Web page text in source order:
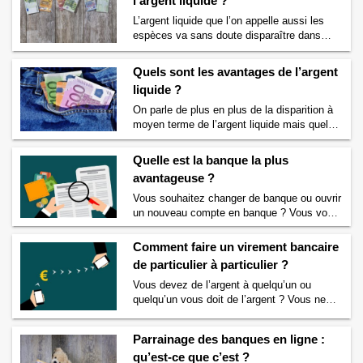
vous donner la définition du terme
« monnaie hélicoptère » aussi appelé
« Hélicoptère monétaire ». Que signifie le
terme monnaie hélicoptère ? …Continuer la
que c’est ? Définition →
L’argent liquide que l’on appelle aussi les
espèces va sans doute disparaître dans
plusieurs années. On peut alors s’interroger
sur pourquoi les gouvernements veulent
faire disparaître l’argent liquide mais aussi
sur quels sont les inconvénients de l’argent
liquide ? Pourquoi est-il parfois contraignant
de payer ses achats en espèces ? Si
l’argent liquide a des avantages, il …
inconvénients de l’argent liquide ?
Quels sont les avantages de l’argent
liquide ?
On parle de plus en plus de la disparition à
moyen terme de l’argent liquide mais quels
sont les avantages de l’argent liquide ?
Pourquoi est-il parfois plus avantageux de
payer ses achats en espèces ? L’argent
liquide a certes certains inconvénients
majeurs. Mais l’argent liquide a aussi de
nombreux avantages par rapport à d’autres
…Continuer la lecture deQuels sont les
avantages de l’argent liquide ?
→
Quelle est la banque la plus
avantageuse ?
Vous souhaitez changer de banque ou ouvrir
un nouveau compte en banque ? Vous vous
demandez quelle est la banque la plus
avantageuse ? Si c’est votre cas alors lisez
vite ce qui suit. Nous vous accompagnons
pour vous permettre de trouver la banque la
plus avantageuse pour vous. Comment
choisir le type de …Continuer la lecture de
Comment faire un virement bancaire
de particulier à particulier ?
Vous devez de l’argent à quelqu’un ou
quelqu’un vous doit de l’argent ? Vous ne
utiliser un virement bancaire ? Oui mais
comment faire un virement bancaire de
Parrainage des banques en ligne :
qu’est-ce que c’est ?